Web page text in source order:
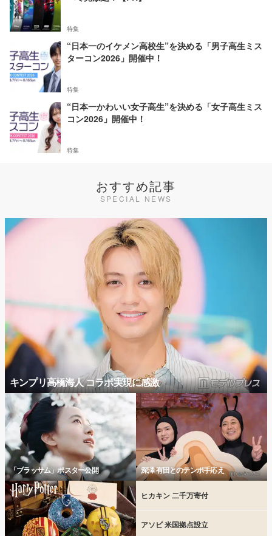
特集
“日本一のイケメン高校生”を決める「男子高生ミス
ターコン2026」開催中！
特集
“日本一かわいい女子高生”を決める「女子高生ミス
コン2026」開催中！
特集
おすすめ記事
SPECIAL NEWS
キンプリ高橋海人 コラボ実現に感激
「ブラッサム」ポスター公開 深澤 有田とのテンポ手応え
ヒカキン 二千万寄付
アソビ 米国拠点設立